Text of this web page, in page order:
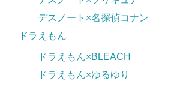
デスノート×名探偵コナン
ドラえもん
ドラえもん×BLEACH
ドラえもん×ゆるゆり